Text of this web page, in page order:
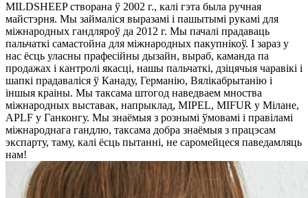
MILDSHEEP створана ў 2002 г., калі гэта была ручная
майстэрня. Мы займаліся выразамі і пашытымі рукамі для
міжнародных гандляроў да 2012 г. Мы пачалі прадаваць
пальчаткі самастойна для міжнародных пакупнікоў. І зараз у
нас ёсць уласны прафесійны дызайн, выраб, каманда па
продажах і кантролі якасці, нашы пальчаткі, дзіцячыя чаравікі і
шапкі прадаваліся ў Канаду, Германію, Вялікабрытанію і
іншыя краіны. Мы таксама штогод наведваем мноства
міжнародных выставак, напрыклад, MIPEL, MIFUR у Мілане,
APLF у Ганконгу. Мы знаёмыя з рознымі ўмовамі і правіламі
міжнароднага гандлю, таксама добра знаёмыя з працэсам
экспарту, таму, калі ёсць пытанні, не саромейцеся паведамляць
нам!